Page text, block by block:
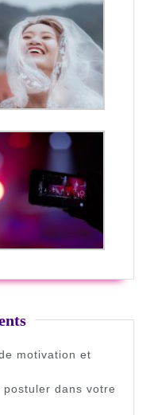
motivation et
dans votre